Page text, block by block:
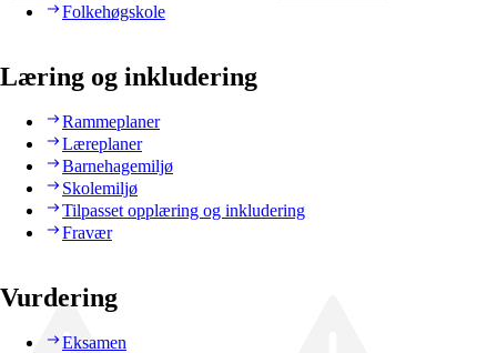
Folkehøgskole
Læring og inkludering
Rammeplaner
Læreplaner
Barnehagemiljø
Skolemiljø
Tilpasset opplæring og inkludering
Fravær
Vurdering
Eksamen